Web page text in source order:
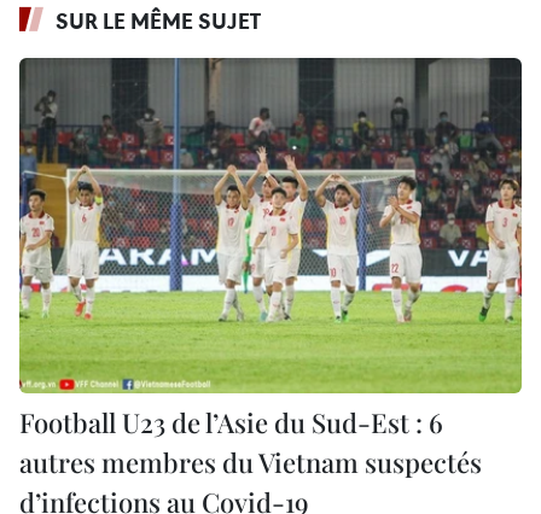
SUR LE MÊME SUJET
Football U23 de l’Asie du Sud-Est : 6
autres membres du Vietnam suspectés
d’infections au Covid-19